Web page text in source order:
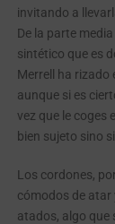
invitando a
De la parte
sintético que es
Merrell ha rizado
aunque si es
vez que le coges
bien sujeto sino
Los cordones,
cómodos de atar
atados, algo que